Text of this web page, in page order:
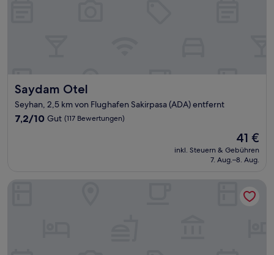
Saydam Otel
Saydam Otel
Seyhan, 2,5 km von Flughafen Sakirpasa (ADA) entfernt
7.2
7,2/10 Gut (117 Bewertungen)
Der
Preis
beträgt
41 €
inkl. Steuern & Gebühren
7. Aug.–8. Aug.